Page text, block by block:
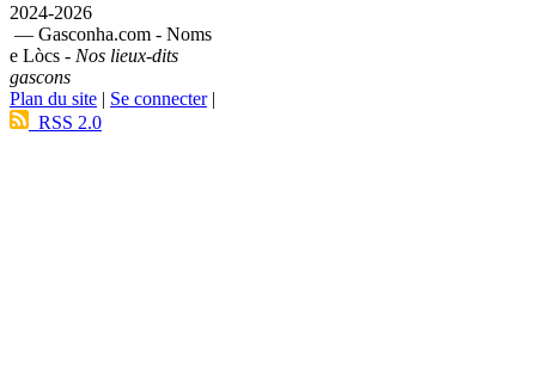
2024-2026
— Gasconha.com - Noms
e Lòcs - Nos lieux-dits
gascons
Plan du site | Se connecter|
RSS 2.0